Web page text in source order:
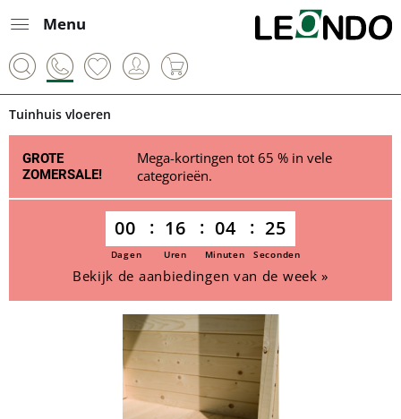
Menu
Tuinhuis vloeren
GROTE
ZOMERSALE!
Mega-kortingen tot 65 % in vele
categorieën.
00 16 04 25
Dagen Uren Minuten Seconden
Bekijk de aanbiedingen van de week »